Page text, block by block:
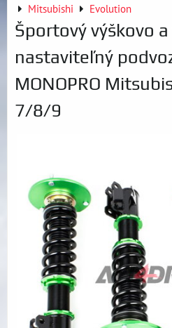
Mitsubishi
Evolution
Športový výškovo
nastaviteľný
MONOPRO
7/8/9